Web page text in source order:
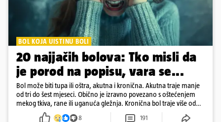
BOL KOJA UISTINU BOLI
20 najjačih bolova: Tko misli da
je porod na popisu, vara se...
Bol može biti tupa ili oštra, akutna i kronična. Akutna traje manje
od tri do šest mjeseci. Obično je izravno povezano s oštećenjem
mekog tkiva, rane ili uganuća gležnja. Kronična bol traje više od
šest mjeseci
8 191